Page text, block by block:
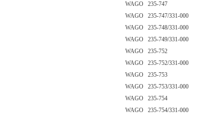
WAGO 235-747
WAGO 235-747/331-000
WAGO 235-748/331-000
WAGO 235-749/331-000
WAGO 235-752
WAGO 235-752/331-000
WAGO 235-753
WAGO 235-753/331-000
WAGO 235-754
WAGO 235-754/331-000